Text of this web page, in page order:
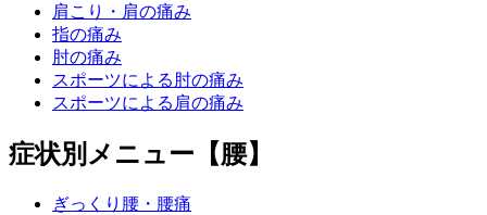
肩こり・肩の痛み
指の痛み
肘の痛み
スポーツによる肘の痛み
スポーツによる肩の痛み
症状別メニュー【腰】
ぎっくり腰・腰痛